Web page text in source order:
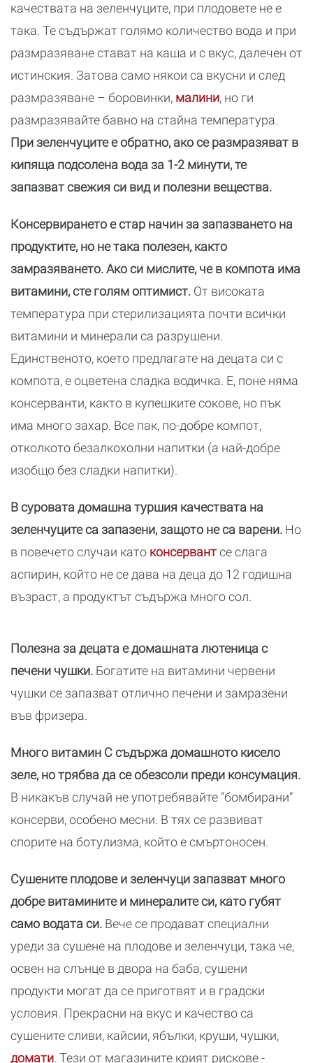
качествата на зеленчуците, при плодовете не е
така. Те съдържат голямо количество вода и при
размразяване стават на каша и с вкус, далечен от
истинския. Затова само някои са вкусни и след
размразяване – боровинки, малини, но ги
размразявайте бавно на стайна температура.
При зеленчуците е обратно, ако се размразяват в
кипяща подсолена вода за 1-2 минути, те
запазват свежия си вид и полезни вещества.
Консервирането е стар начин за запазването на
продуктите, но не така полезен, както
замразяването. Ако си мислите, че в компота има
витамини, сте голям оптимист. От високата
температура при стерилизацията почти всички
витамини и минерали са разрушени.
Единственото, което предлагате на децата си с
компота, е оцветена сладка водичка. Е, поне няма
консерванти, както в купешките сокове, но пък
има много захар. Все пак, по-добре компот,
отколкото безалкохолни напитки (а най-добре
изобщо без сладки напитки).
В суровата домашна туршия качествата на
зеленчуците са запазени, защото не са варени. Но
в повечето случаи като консервантсе слага
аспирин, който не се дава на деца до 12 годишна
възраст, а продуктът съдържа много сол.
Полезна за децата е домашната лютеница с
печени чушки. Богатите на витамини червени
чушки се запазват отлично печени и замразени
във фризера.
Много витамин С съдържа домашното кисело
зеле, но трябва да се обезсоли преди консумация.
В никакъв случай не употребявайте ”бомбирани”
консерви, особено месни. В тях се развиват
спорите на ботулизма, който е смъртоносен.
Сушените плодове и зеленчуци запазват много
добре витамините и минералите си, като губят
само водата си. Вече се продават специални
уреди за сушене на плодове и зеленчуци, така че,
освен на слънце в двора на баба, сушени
продукти могат да се приготвят и в градски
условия. Прекрасни на вкус и качество са
сушените сливи, кайсии, ябълки, круши, чушки,
домати. Тези от магазините крият рискове -